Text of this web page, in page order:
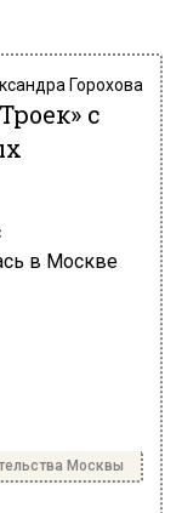
Горохова
с
Москвы